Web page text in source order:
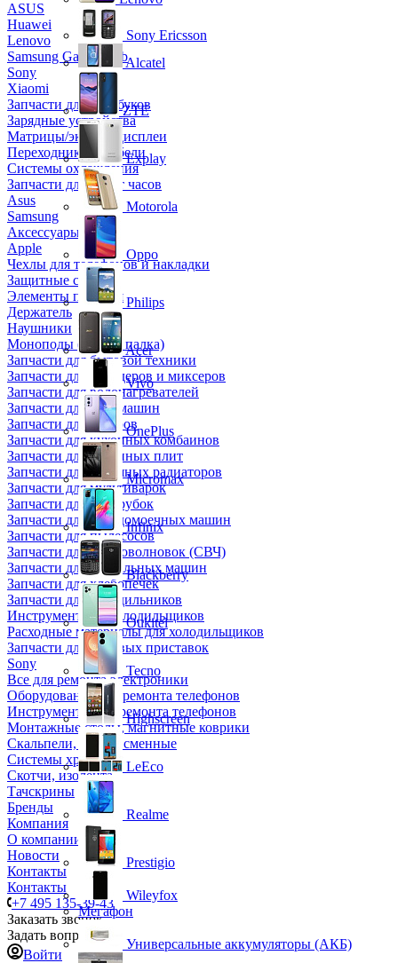
ASUS
Huawei
Lenovo
Samsung Galaxy Tab
Sony
Xiaomi
Запчасти для ноутбуков
Зарядные устройства
Матрицы/экраны/дисплеи
Переходники и кабели
Системы охлаждения
Запчасти для смарт часов
Asus
Samsung
Аксессуары
Apple
Чехлы для телефонов и накладки
Защитные стекла
Элементы питания
Держатель
Наушники
Моноподы (Селфи палка)
Запчасти для бытовой техники
Запчасти для блендеров и миксеров
Запчасти для водонагревателей
Запчасти для кофемашин
Запчасти для кулеров
Запчасти для кухонных комбаинов
Запчасти для кухонных плит
Запчасти для масляных радиаторов
Запчасти для мультиварок
Запчасти для мясорубок
Запчасти для посудомоечных машин
Запчасти для пылесосов
Запчасти для микроволновок (СВЧ)
Запчасти для стиральных машин
Запчасти для хлебопечек
Запчасти для холодильников
Инструмент для холодильщиков
Расходные материалы для холодильщиков
Запчасти для игровых приставок
Sony
Все для ремонта электроники
Оборудование для ремонта телефонов
Инструменты для ремонта телефонов
Монтажные столы, магнитные коврики
Скальпели, лезвия сменные
Системы хранения
Скотчи, изолента
Тачскрины
Бренды
Компания
О компании
Новости
Контакты
Контакты
+7 495 135-39-43
Заказать звонок
Задать вопрос
Войти
Sony Ericsson
Alcatel
ZTE
Explay
Motorola
Oppo
Philips
Acer
Vivo
OnePlus
Micromax
Infinix
Blackberry
Oukitel
Tecno
Highscreen
LeEco
Realme
Prestigio
Wileyfox
Мегафон
Универсальные аккумуляторы (АКБ)